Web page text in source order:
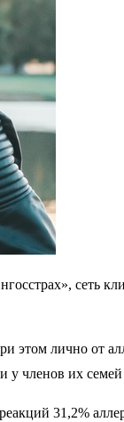
сеть
этом лично от
членов их семей
31,2%